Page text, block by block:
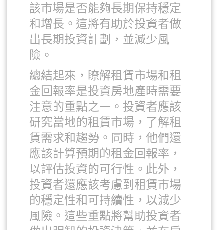
該市場是否能夠長期保持穩定
和增長。這將有助於投資者做
出長期投資計劃，並減少風
險。
總結起來，瞭解租賃市場和租
金回報率是投資房地產時需要
注意的重點之一。投資者應該
研究當地的租賃市場，了解租
賃需求和趨勢。同時，他們還
應該計算預期的租金回報率，
以評估投資的可行性。此外，
投資者還應該考慮到租賃市場
的穩定性和可持續性，以減少
風險。這些重點將幫助投資者